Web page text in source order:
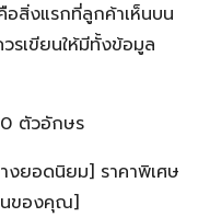
สิ่งแรกที่ลูกค้าเห็นบน
รเขียนให้มีทั้งข้อมูล
ตัวอักษร
ยอดนิยม] ราคาพิเศษ
นของคุณ]